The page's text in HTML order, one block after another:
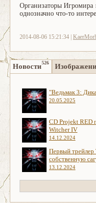
Организаторы Игромира
однозначно что-то
2014-08-06 15:21:34 |
Новости526
"Ведьмак 3:
20.05.2025
CD Projekt RED
Witcher IV
14.12.2024
Первый
собственную
13.12.2024